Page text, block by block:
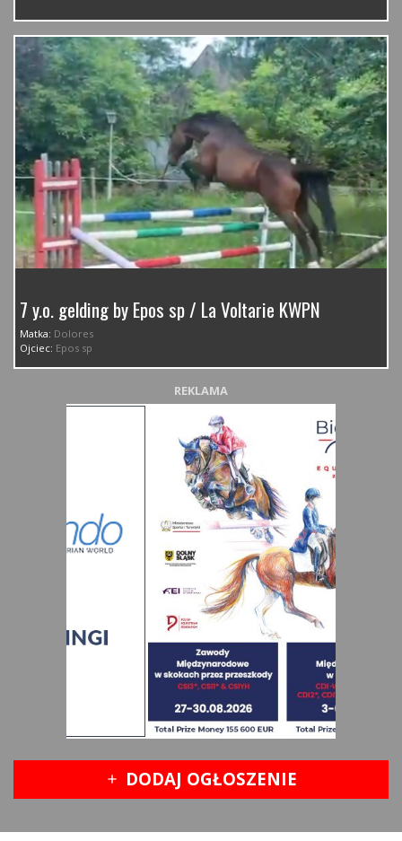
7 y.o. gelding by Epos sp / La Voltarie KWPN
Matka: Dolores
Ojciec: Epos sp
REKLAMA
add DODAJ OGŁOSZENIE